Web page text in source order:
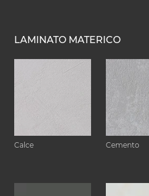
LAMINATO MATERICO
Calce Cemento